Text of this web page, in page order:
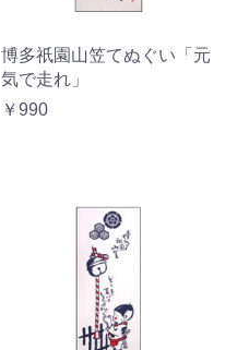
博多祇園山笠てぬぐい「元
気で走れ」
￥990